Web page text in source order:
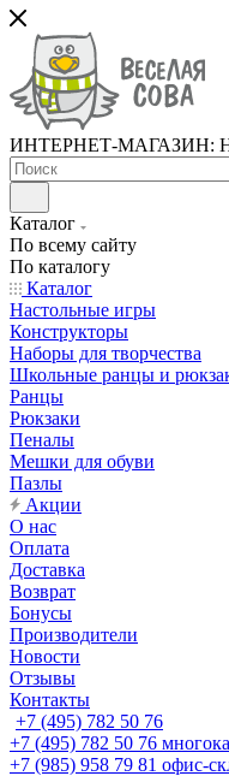
ИНТЕРНЕТ-МАГАЗИН:
Каталог
По всему сайту
По каталогу
Каталог
Настольные игры
Конструкторы
Наборы для творчества
Школьные ранцы и
Ранцы
Рюкзаки
Пеналы
Мешки для обуви
Пазлы
Акции
О нас
Оплата
Доставка
Возврат
Бонусы
Производители
Новости
Отзывы
Контакты
+7 (495) 782 50 76
+7 (495) 782 50 76
+7 (985) 958 79 81 офис-